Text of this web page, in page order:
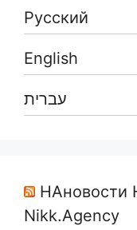
Русский
English
עברית
НАновости
Nikk.Agency